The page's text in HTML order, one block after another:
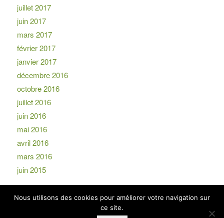
juillet 2017
juin 2017
mars 2017
février 2017
janvier 2017
décembre 2016
octobre 2016
juillet 2016
juin 2016
mai 2016
avril 2016
mars 2016
juin 2015
Nous utilisons des cookies pour améliorer votre navigation sur
ce site.